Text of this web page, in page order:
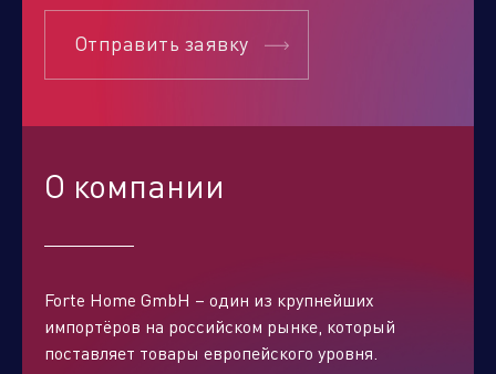
Отправить заявку
О компании
Forte Home GmbH – один из крупнейших
импортёров на российском рынке, который
поставляет товары европейского уровня.